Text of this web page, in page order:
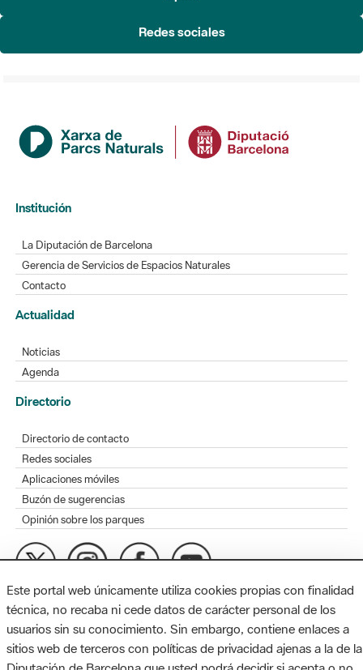
Redes sociales
Institución
La Diputación de Barcelona
Gerencia de Servicios de Espacios Naturales
Contacto
Actualidad
Noticias
Agenda
Directorio
Directorio de contacto
Redes sociales
Aplicaciones móviles
Buzón de sugerencias
Opinión sobre los parques
MAPA WEB AVISO LEGAL ACCESIBILIDAD
Diputación de Barcelona. Edifici Llacuna, 1a planta. Badajoz, 49.
08005 Barcelona. Tel. 934 022 428 / xarxaparcs@diba.cat
Este portal web únicamente utiliza cookies propias con finalidad
técnica, no recaba ni cede datos de carácter personal de los
usuarios sin su conocimiento. Sin embargo, contiene enlaces a
sitios web de terceros con políticas de privacidad ajenas a la de la